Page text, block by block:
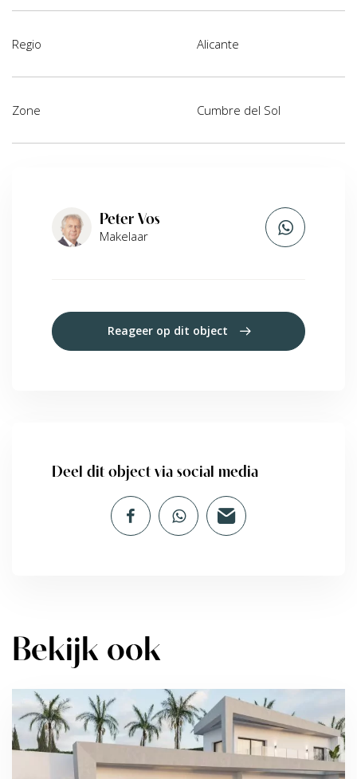
Regio Alicante
Zone Cumbre del Sol
Peter Vos
Makelaar
Reageer op dit object
Deel dit object via social media
Bekijk ook